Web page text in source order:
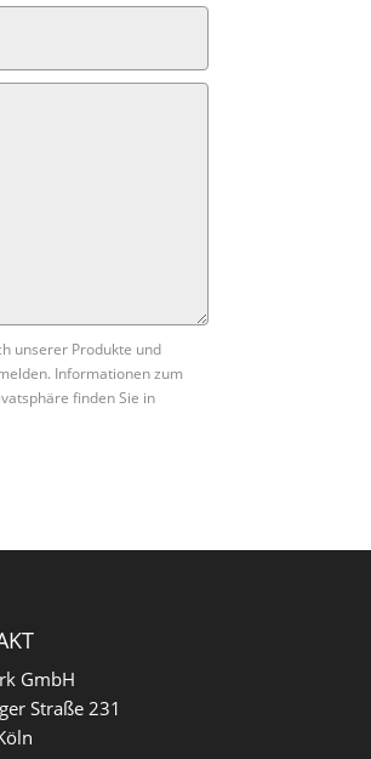
unserer Produkte und
Informationen zum
finden Sie in
GmbH
Straße 231